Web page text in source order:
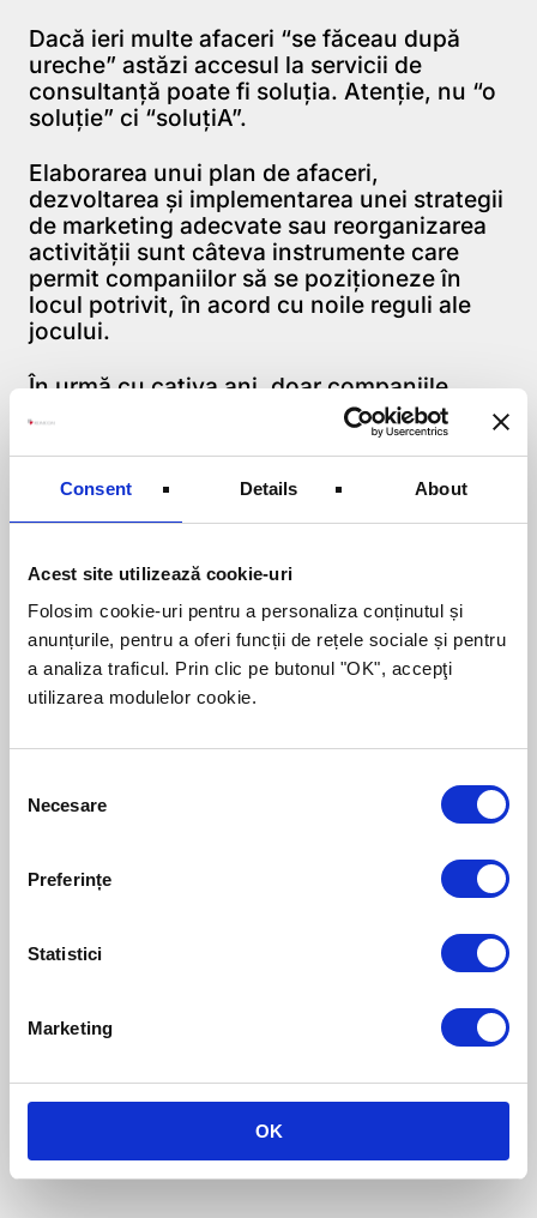
Consent Details About
Acest site utilizează cookie-uri
Folosim cookie-uri pentru a personaliza conținutul și
anunțurile, pentru a oferi funcții de rețele sociale și pentru
a analiza traficul. Prin clic pe butonul "OK", accepţi
utilizarea modulelor cookie.
Selection
Necesare
Preferințe
Statistici
Marketing
OK
Dacă ieri multe afaceri “se făceau după
ureche” astăzi accesul la servicii de
consultanţă poate fi soluţia. Atenţie, nu “o
soluţie” ci “soluţiA”.
Elaborarea unui plan de afaceri,
dezvoltarea şi implementarea unei strategii
de marketing adecvate sau reorganizarea
activităţii sunt câteva instrumente care
permit companiilor să se poziţioneze în
locul potrivit, în acord cu noile reguli ale
jocului.
În urmă cu caţiva ani, doar companiile
multinaţionale cu prezenţe locale şi cele
antreprenorii români apelau la servicii de
consultanţă. Lucrurile încep să se schimbe,
cu tot mai mulţi oameni de afaceri români
profesional poate face diferenţa.
O fi bine, o fi rău ? Să ne uităm la cei mari,
care încă de la începutul afacerilor au
apelat la această soluţie.
Lorem ipsum dolor sit amet, consectetur
adipiscing elit. Nam sed posuere libero.
enim risus dictum felis, eget scelerisque
arcu turpis id sapien.